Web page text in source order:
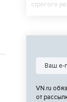
строгого
VN.ru
от